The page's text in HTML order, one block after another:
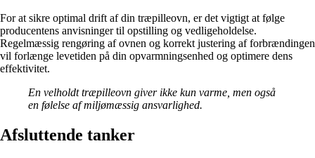
For at sikre optimal drift af din træpilleovn, er det vigtigt at følge
producentens anvisninger til opstilling og vedligeholdelse.
Regelmæssig rengøring af ovnen og korrekt justering af forbrændingen
vil forlænge levetiden på din opvarmningsenhed og optimere dens
effektivitet.
En velholdt træpilleovn giver ikke kun varme, men også
en følelse af miljømæssig ansvarlighed.
Afsluttende tanker